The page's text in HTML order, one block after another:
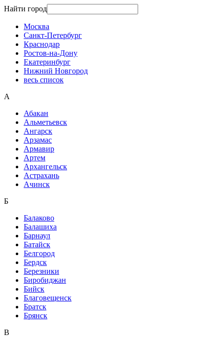
Найти город
Москва
Санкт-Петербург
Краснодар
Ростов-на-Дону
Екатеринбург
Нижний Новгород
весь список
А
Абакан
Альметьевск
Ангарск
Арзамас
Армавир
Артем
Архангельск
Астрахань
Ачинск
Б
Балаково
Балашиха
Барнаул
Батайск
Белгород
Бердск
Березники
Биробиджан
Бийск
Благовещенск
Братск
Брянск
В